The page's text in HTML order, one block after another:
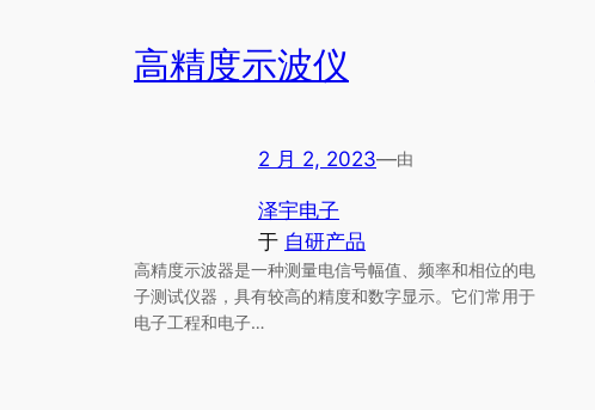
高精度示波仪
2 月 2, 2023—由
泽宇电子
于 自研产品
高精度示波器是一种测量电信号幅值、频率和相位的电
子测试仪器，具有较高的精度和数字显示。它们常用于
电子工程和电子…